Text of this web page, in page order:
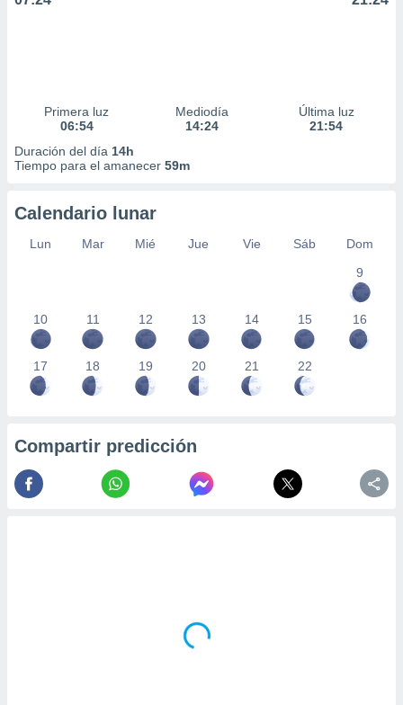
Primera luz
06:54
Mediodía
14:24
Última luz
21:54
Duración del día 14h
Tiempo para el amanecer 59m
Calendario lunar
Lun Mar Mié Jue Vie Sáb
Dom
9
10 11 12 13 14 15 16
17 18 19 20 21 22
Compartir predicción